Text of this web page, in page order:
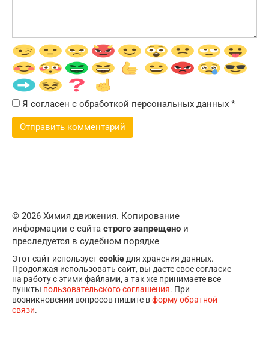
Я согласен с обработкой персональных данных *
© 2026 Химия движения. Копирование
информации с сайта строго запрещено и
преследуется в судебном порядке
Этот сайт используетcookie для хранения данных.
Продолжая использовать сайт, вы даете свое согласие
на работу с этими файлами, а так же принимаете все
пункты пользовательского соглашения. При
возникновении вопросов пишите вформу обратной
связи.